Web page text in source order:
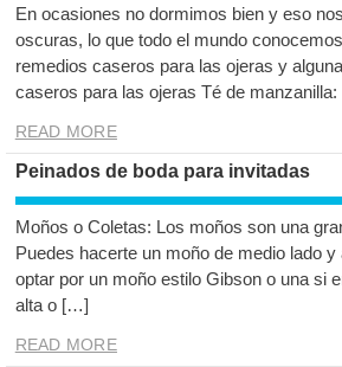
En ocasiones no dormimos bien y eso
oscuras, lo que todo el mundo
remedios caseros para las ojeras y
caseros para las ojeras Té de
READ MORE
Peinados de boda para invitadas
Moños o Coletas: Los moños son una
Puedes hacerte un moño de medio lado
optar por un moño estilo Gibson o una si
alta o […]
READ MORE